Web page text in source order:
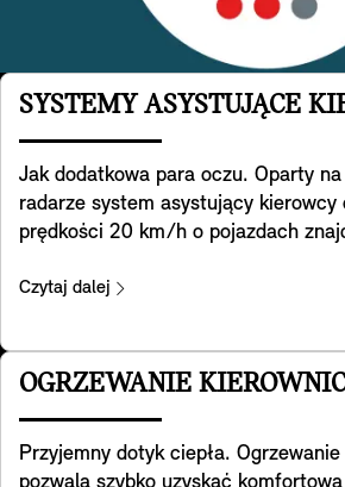
SYSTEMY ASYSTUJĄCE
Jak dodatkowa para oczu. Oparty
radarze system asystujący kierowcy
prędkości 20 km/h o pojazdach
nakierowuje MINI z powrotem na
podczas cofania. Pomaga też
tyłu, np. ostrzegając o zbliżaniu się
nadjeżdżającym z tyłu (np.
Czytaj dalej
OGRZEWANIE
Przyjemny dotyk ciepła.